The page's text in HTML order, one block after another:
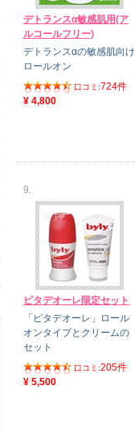
デトランスα敏感肌用(ア
ルコールフリー)
デトランスαの敏感肌向け
ロールオン
口コミ:724件
¥ 4,800
9.
ピタデオーレ限定セット
「ピタデオーレ」ロール
オンタイプとクリームの
セット
口コミ:205件
¥ 5,500